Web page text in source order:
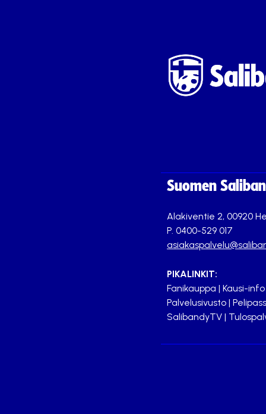
Suomen
Alakiventie 2, 00920
P. 0400-529 017
PIKALINKIT:
Fanikauppa | Kausi-info
Palvelusivusto |
SalibandyTV |